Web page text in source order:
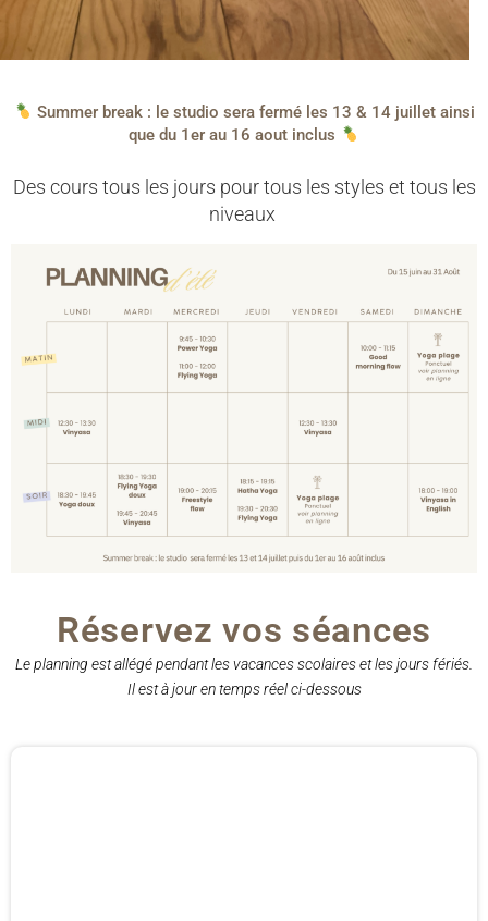
Summer break : le studio sera fermé les 13 & 14 juillet ainsi
que du 1er au 16 aout inclus
Des cours tous les jours pour tous les styles et tous les
niveaux
Réservez vos séances
Le planning est allégé pendant les vacances scolaires et les jours fériés.
Il est à jour en temps réel ci-dessous